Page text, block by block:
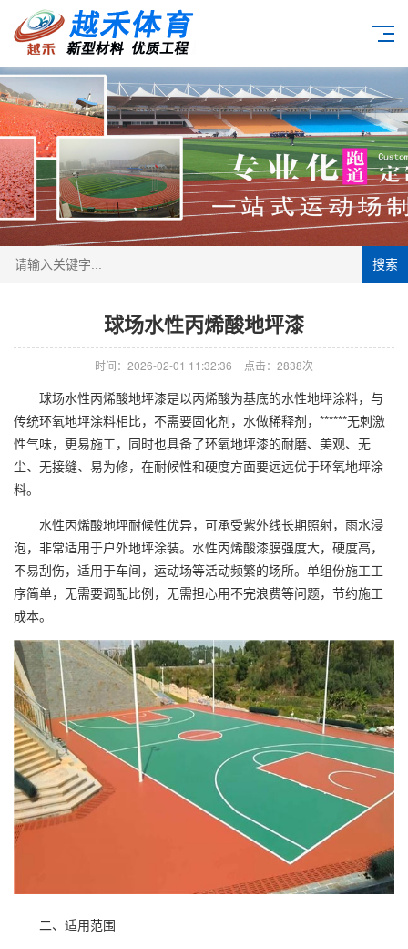
搜索
球场水性丙烯酸地坪漆
时间：2026-02-01 11:32:36 点击：2838次
球场水性丙烯酸地坪漆是以丙烯酸为基底的水性地坪涂料，与
传统环氧地坪涂料相比，不需要固化剂，水做稀释剂，******无刺激
性气味，更易施工，同时也具备了环氧地坪漆的耐磨、美观、无
尘、无接缝、易为修，在耐候性和硬度方面要远远优于环氧地坪涂
料。
水性丙烯酸地坪耐候性优异，可承受紫外线长期照射，雨水浸
泡，非常适用于户外地坪涂装。水性丙烯酸漆膜强度大，硬度高，
不易刮伤，适用于车间，运动场等活动频繁的场所。单组份施工工
序简单，无需要调配比例，无需担心用不完浪费等问题，节约施工
成本。
二、适用范围